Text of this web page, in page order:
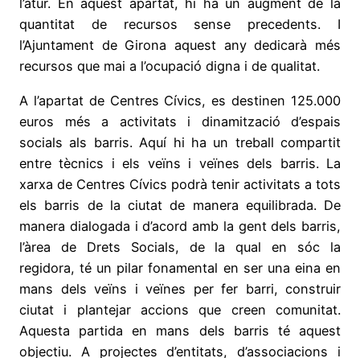
l’atur. En aquest apartat, hi ha un augment de la
quantitat de recursos sense precedents. I
l’Ajuntament de Girona aquest any dedicarà més
recursos que mai a l’ocupació digna i de qualitat.
A l’apartat de Centres Cívics, es destinen 125.000
euros més a activitats i dinamització d’espais
socials als barris. Aquí hi ha un treball compartit
entre tècnics i els veïns i veïnes dels barris. La
xarxa de Centres Cívics podrà tenir activitats a tots
els barris de la ciutat de manera equilibrada. De
manera dialogada i d’acord amb la gent dels barris,
l’àrea de Drets Socials, de la qual en sóc la
regidora, té un pilar fonamental en ser una eina en
mans dels veïns i veïnes per fer barri, construir
ciutat i plantejar accions que creen comunitat.
Aquesta partida en mans dels barris té aquest
objectiu. A projectes d’entitats, d’associacions i